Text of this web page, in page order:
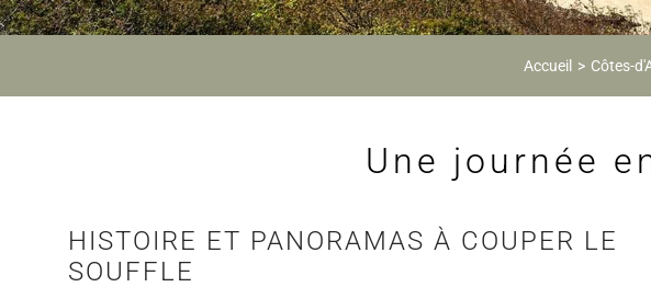
Accueil Côtes-
Une journée
HISTOIRE ET PANORAMAS À COUPER LE
SOUFFLE